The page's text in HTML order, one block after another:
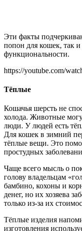
Эти факты
попон для кошек, так и
функциональности.
https://youtube.com/
Тёплые
Кошачья шерсть не
холода. Животные
люди. У людей есть
Для кошек в зимний
тёплые вещи. Это
простудных
Чаще всего мысль о
голову владельцам
бамбино, кохоны и
денег, но их хозяева
только из-за их
Тёплые изделия
изготовления